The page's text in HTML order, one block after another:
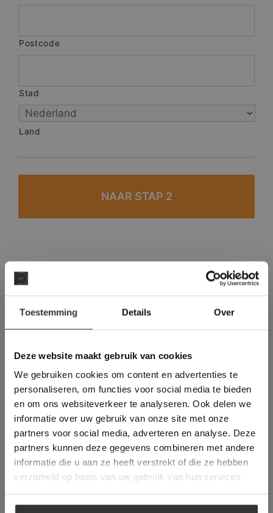
Toestemming Details Over
Deze website maakt gebruik van cookies
We gebruiken cookies om content en advertenties te
personaliseren, om functies voor social media te bieden
en om ons websiteverkeer te analyseren. Ook delen we
informatie over uw gebruik van onze site met onze
partners voor social media, adverteren en analyse. Deze
partners kunnen deze gegevens combineren met andere
informatie die u aan ze heeft verstrekt of die ze hebben
verzameld op basis van uw gebruik van hun services.
Postcode
Stad
Land
#1 in de categorie vloeren op Trustpilot
Binnen 24 uur een passende offerte
Meer dan 500 m2 showroom
Deze website maakt
gebruik van cookies.
This Cookie Banner was deleted and is no
longer working. Please contact the website
administrator.
Deze website gebruikt cookies om de
gebruikerservaring te verbeteren. Door
gebruik te maken van onze website geeft u
toestemming voor alle cookies in
overeenstemming met ons cookiebeleid.Lees
verder
ALLES ACCEPTEREN
ALLES AFWIJZEN